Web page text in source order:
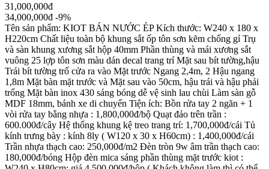
31,000,000đ
34,000,000đ -9%
Tên sản phẩm: KIOT BÁN NƯỚC ÉP Kích thước: W240 x 180 x
H220cm Chất liệu toàn bộ khung sắt ốp tôn sơn kẽm chống gỉ Trụ
và sàn khung xương sắt hộp 40mm Phần thùng và mái xương sắt
vuông 25 lợp tôn sơn màu dán decal trang trí Mặt sau bít tường,hậu
Trái bít tường trổ cửa ra vào Mặt trước Ngang 2,4m, 2 Hậu ngang
1,8m Mặt bàn mặt trước và Mặt sau vào 50cm, hậu trái và hậu phải
trống Mặt bàn inox 430 sáng bóng dễ vệ sinh lau chùi Làm sàn gỗ
MDF 18mm, bánh xe di chuyển Tiện ích: Bồn rửa tay 2 ngăn + 1
vòi rửa tay bằng nhựa : 1,800,000đ/bộ Quạt đảo trên trần :
600.000đ/cây Hệ thống khung kệ treo trang trí: 1,700,000đ/cái Tủ
kính trưng bày : kính 8ly ( W120 x 30 x H60cm) : 1,400,000đ/cái
Trần nhựa thạch cao: 250,000đ/m2 Đèn tròn 9w âm trần thạch cao:
180,000đ/bóng Hộp đèn mica sáng phần thùng mặt trước kiot :